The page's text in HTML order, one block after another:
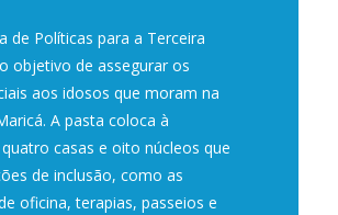
de Políticas para a Terceira
objetivo de assegurar os
aos idosos que moram na
A pasta coloca à
casas e oito núcleos que
de inclusão, como as
oficina, terapias, passeios e